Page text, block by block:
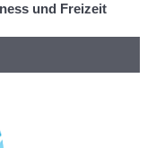
und Freizeit